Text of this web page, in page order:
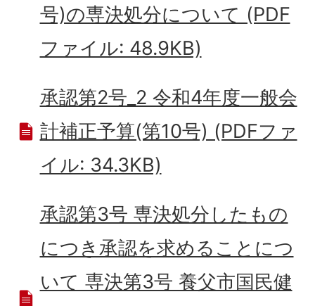
号)の専決処分について (PDF
ファイル: 48.9KB)
承認第2号_2 令和4年度一般会
計補正予算(第10号) (PDFファ
イル: 34.3KB)
承認第3号 専決処分したもの
につき承認を求めることにつ
いて 専決第3号 養父市国民健